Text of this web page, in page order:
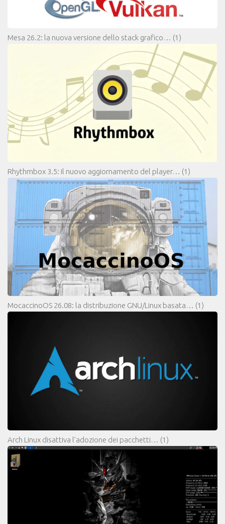
Mesa 26.2: la nuova versione dello stack grafico… (1)
Rhythmbox 3.5: il nuovo aggiornamento del player… (1)
MocaccinoOS 26.08: la distribuzione GNU/Linux basata… (1)
Arch Linux disattiva l’adozione dei pacchetti… (1)